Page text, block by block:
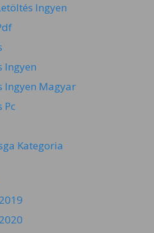
Ingyen
Ingyen
Ingyen Magyar
Pc
Kategoria